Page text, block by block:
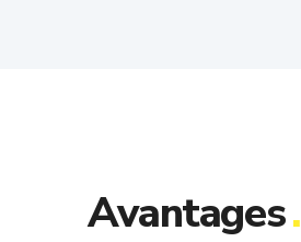
Avantages.